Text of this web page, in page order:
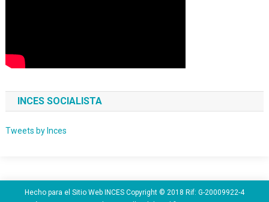
INCES SOCIALISTA
Tweets by Inces
Hecho para el Sitio Web INCES Copyright © 2018 Rif: G-20009922-4